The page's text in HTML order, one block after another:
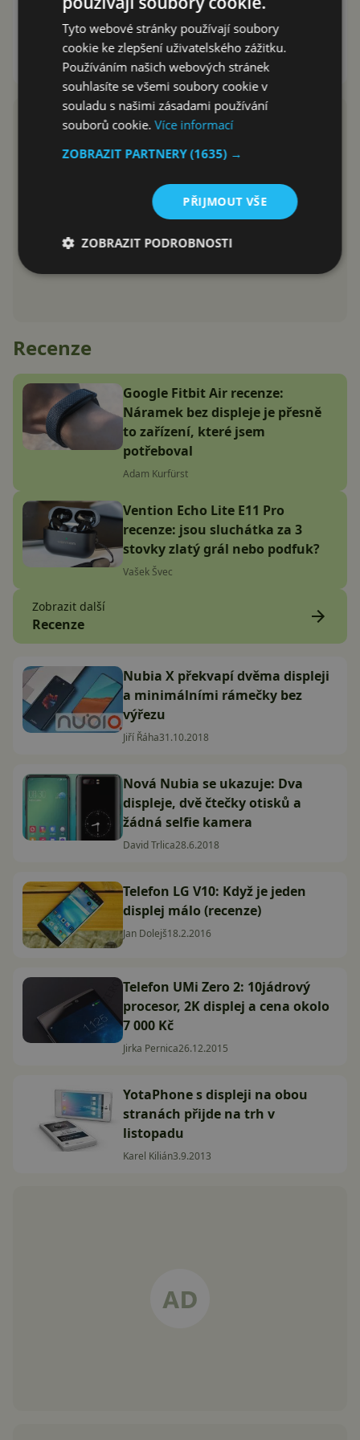
Chystaná novinka LG G8 bude
mít dva displeje? O ohebný
telefon ale nepůjde
David Trlica17.1.2019
Recenze
Google Fitbit Air recenze:
Náramek bez displeje je přesně
to zařízení, které jsem
potřeboval
Adam Kurfürst
Vention Echo Lite E11 Pro
recenze: jsou sluchátka za 3
stovky zlatý grál nebo podfuk?
Vašek Švec
Zobrazit další
Recenze
Nubia X překvapí dvěma displeji
a minimálními rámečky bez
výřezu
Jiří Řáha31.10.2018
Nová Nubia se ukazuje: Dva
displeje, dvě čtečky otisků a
žádná selfie kamera
David Trlica28.6.2018
Telefon LG V10: Když je jeden
displej málo (recenze)
Jan Dolejš18.2.2016
Telefon UMi Zero 2: 10jádrový
procesor, 2K displej a cena okolo
7 000 Kč
Jirka Pernica26.12.2015
YotaPhone s displeji na obou
stranách přijde na trh v
listopadu
Karel Kilián3.9.2013
Tyto webové stránky používají soubory
cookie ke zlepšení uživatelského zážitku.
Používáním našich webových stránek
souhlasíte se všemi soubory cookie v
souladu s našimi zásadami používání
souborů cookie.Více informací
ZOBRAZIT PARTNERY(1635) →
PŘIJMOUT VŠE
ZOBRAZIT PODROBNOSTI